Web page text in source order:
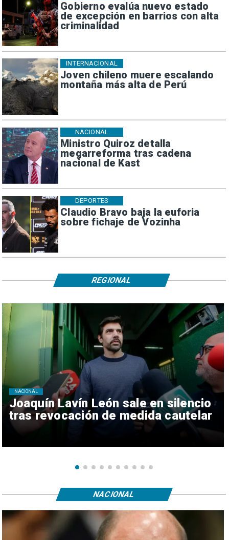
Gobierno evalúa nuevo estado
de excepción en barrios con alta
criminalidad
Joven chileno muere escalando
montaña más alta de Perú
INTERNACIONAL
Ministro Quiroz detalla
megarreforma tras cadena
nacional de Kast
NACIONAL
Claudio Bravo baja la euforia
sobre fichaje de Vozinha
DEPORTES
Joaquín Lavín León sale en silencio
tras revocación de medida cautelar
NACIONAL
REGIONAL
NACIONAL